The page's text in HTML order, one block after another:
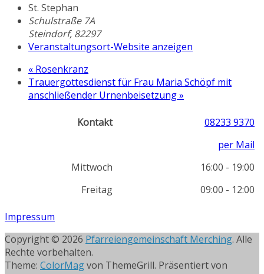
St. Stephan
Schulstraße 7A
Steindorf, 82297
Veranstaltungsort-Website anzeigen
« Rosenkranz
Trauergottesdienst für Frau Maria Schöpf mit
anschließender Urnenbeisetzung»
Kontakt
08233 9370
per Mail
Mittwoch
16:00 - 19:00
Freitag
09:00 - 12:00
Impressum
Copyright © 2026 Pfarreiengemeinschaft Merching. Alle
Rechte vorbehalten.
Theme: ColorMagvon ThemeGrill. Präsentiert von